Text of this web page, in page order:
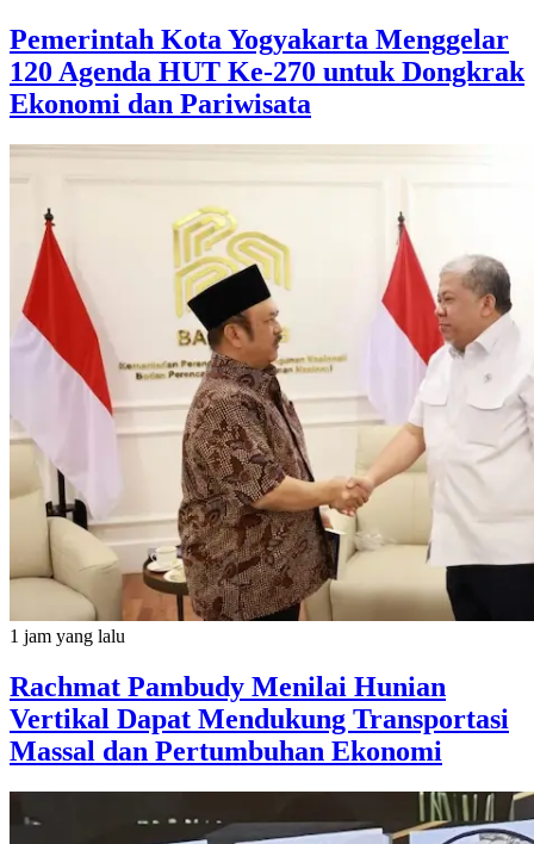
Pemerintah Kota Yogyakarta Menggelar
120 Agenda HUT Ke-270 untuk Dongkrak
Ekonomi dan Pariwisata
1 jam yang lalu
Rachmat Pambudy Menilai Hunian
Vertikal Dapat Mendukung Transportasi
Massal dan Pertumbuhan Ekonomi